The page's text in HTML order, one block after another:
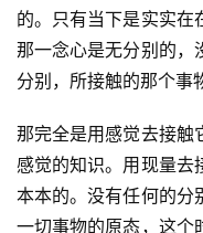
的。只有当下是实实在
那一念心是无分别的，
分别，所接触的那个事
那完全是用感觉去接触
感觉的知识。用现量去
本本的。没有任何的分
一切事物的原态，这个